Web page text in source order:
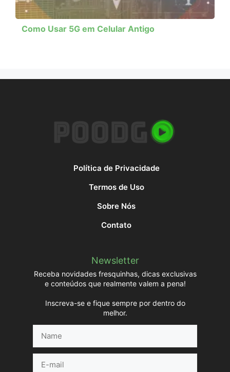
Como Usar 5G em Celular Antigo
Política de Privacidade
Termos de Uso
Sobre Nós
Contato
Newsletter
Receba novidades fresquinhas, dicas exclusivas
e conteúdos que realmente valem a pena!
Inscreva-se e fique sempre por dentro do
melhor.
mail